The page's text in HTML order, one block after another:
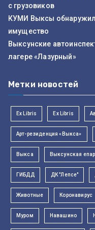
с грузовиков
КУМИ Выксы
имущество
Выксунские
лагере «Лазурный»
Метки новостей
Ex Libris Ex Libris
Арт-резиденция «Выкса»
Выкса Выксунская
ГИБДД ДК "Лепсе"
Животные Коронавирус
Муром Навашино